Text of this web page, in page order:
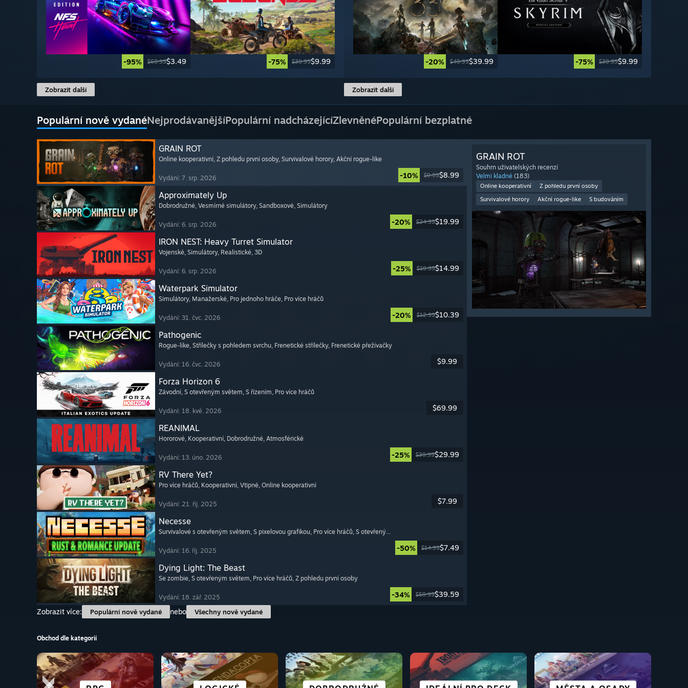
-95% $69.99$3.49 -75% $39.99$9.99
Zobrazit další
-20% $49.99$39.99 -75% $39.99$9.99
Zobrazit další
Populární nově vydanéNejprodávanějšíPopulární nadcházejícíZlevněnéPopulární bezplatné
GRAIN ROT
Online kooperativní, Z pohledu první osoby, Survivalové horory, Akční rogue-like
Vydání: 7. srp. 2026 -10% $9.99$8.99
Approximately Up
Dobrodružné, Vesmírné simulátory, Sandboxové, Simulátory
Vydání: 6. srp. 2026 -20% $24.99$19.99
IRON NEST: Heavy Turret Simulator
Vojenské, Simulátory, Realistické, 3D
Vydání: 6. srp. 2026 -25% $19.99$14.99
Waterpark Simulator
Simulátory, Manažerské, Pro jednoho hráče, Pro více hráčů
Vydání: 31. čvc. 2026 -20% $12.99$10.39
Pathogenic
Rogue-like, Střílečky s pohledem svrchu, Frenetické střílečky, Frenetické přežívačky
Vydání: 16. čvc. 2026 $9.99
Forza Horizon 6
Závodní, S otevřeným světem, S řízením, Pro více hráčů
Vydání: 18. kvě. 2026 $69.99
REANIMAL
Hororové, Kooperativní, Dobrodružné, Atmosférické
Vydání: 13. úno. 2026 -25% $39.99$29.99
RV There Yet?
Pro více hráčů, Kooperativní, Vtipné, Online kooperativní
Vydání: 21. říj. 2025 $7.99
Necesse
Survivalové s otevřeným světem, S pixelovou grafikou, Pro více hráčů, S otevřeným světem
Vydání: 16. říj. 2025 -50% $14.99$7.49
Dying Light: The Beast
Se zombie, S otevřeným světem, Pro více hráčů, Z pohledu první osoby
Vydání: 18. zář. 2025 -34% $59.99$39.59
Zobrazit více:
Populární nově vydané nebo Všechny nově vydané
GRAIN ROT
Souhrn uživatelských recenzí
Velmi kladné (183)
Online kooperativní
Z pohledu první osoby
Survivalové horory
Akční rogue-like S budováním
Obchod dle kategorií
SCI-FI A S OTEVŘENÝM S BOHATÝM